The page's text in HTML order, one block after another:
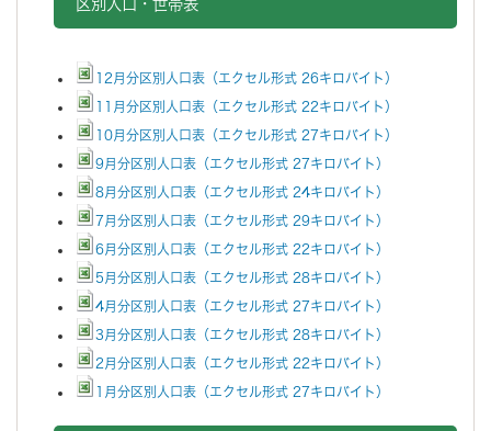
区別人口・世帯表
12月分区別人口表（エクセル形式 26キロバイト）
11月分区別人口表（エクセル形式 22キロバイト）
10月分区別人口表（エクセル形式 27キロバイト）
9月分区別人口表（エクセル形式 27キロバイト）
8月分区別人口表（エクセル形式 24キロバイト）
7月分区別人口表（エクセル形式 29キロバイト）
6月分区別人口表（エクセル形式 22キロバイト）
5月分区別人口表（エクセル形式 28キロバイト）
4月分区別人口表（エクセル形式 27キロバイト）
3月分区別人口表（エクセル形式 28キロバイト）
2月分区別人口表（エクセル形式 22キロバイト）
1月分区別人口表（エクセル形式 27キロバイト）